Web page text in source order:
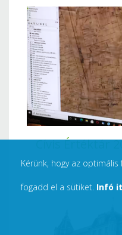
Cívis Értéktár
Kérünk, hogy az
fogadd el a sütiket. Infó